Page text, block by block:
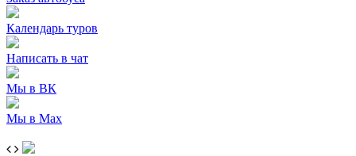
Календарь туров
Написать в чат
Мы в ВК
Мы в Max